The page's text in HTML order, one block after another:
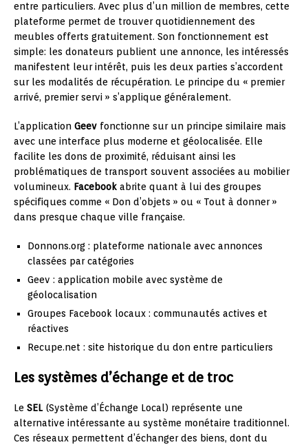
entre particuliers. Avec plus d’un million de membres, cette
plateforme permet de trouver quotidiennement des
meubles offerts gratuitement. Son fonctionnement est
simple: les donateurs publient une annonce, les intéressés
manifestent leur intérêt, puis les deux parties s’accordent
sur les modalités de récupération. Le principe du « premier
arrivé, premier servi » s’applique généralement.
L’application Geev fonctionne sur un principe similaire mais
avec une interface plus moderne et géolocalisée. Elle
facilite les dons de proximité, réduisant ainsi les
problématiques de transport souvent associées au mobilier
volumineux. Facebook abrite quant à lui des groupes
spécifiques comme « Don d’objets » ou « Tout à donner »
dans presque chaque ville française.
Donnons.org : plateforme nationale avec annonces
classées par catégories
Geev : application mobile avec système de
géolocalisation
Groupes Facebook locaux : communautés actives et
réactives
Recupe.net : site historique du don entre particuliers
Les systèmes d’échange et de troc
Le SEL (Système d’Échange Local) représente une
alternative intéressante au système monétaire traditionnel.
Ces réseaux permettent d’échanger des biens, dont du